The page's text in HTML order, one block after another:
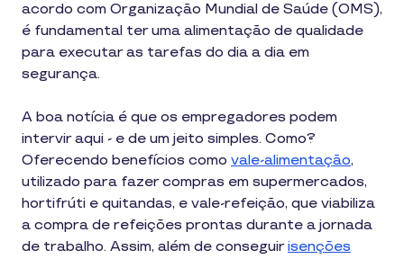
acordo com Organização Mundial de Saúde (OMS),
é fundamental ter uma alimentação de qualidade
para executar as tarefas do dia a dia em
segurança.
A boa notícia é que os empregadores podem
intervir aqui - e de um jeito simples. Como?
Oferecendo benefícios como vale-alimentação,
utilizado para fazer compras em supermercados,
hortifrúti e quitandas, e vale-refeição, que viabiliza
a compra de refeições prontas durante a jornada
de trabalho. Assim, além de conseguirisenções